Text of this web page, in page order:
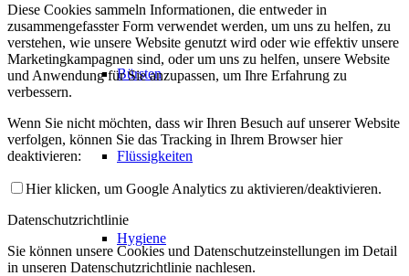
Bürsten
Flüssigkeiten
Hygiene
Diese Cookies sammeln Informationen, die entweder in
zusammengefasster Form verwendet werden, um uns zu helfen, zu
verstehen, wie unsere Website genutzt wird oder wie effektiv unsere
Marketingkampagnen sind, oder um uns zu helfen, unsere Website
und Anwendung für Sie anzupassen, um Ihre Erfahrung zu
verbessern.
Wenn Sie nicht möchten, dass wir Ihren Besuch auf unserer Website
verfolgen, können Sie das Tracking in Ihrem Browser hier
deaktivieren:
Hier klicken, um Google Analytics zu aktivieren/deaktivieren.
Datenschutzrichtlinie
Sie können unsere Cookies und Datenschutzeinstellungen im Detail
in unseren Datenschutzrichtlinie nachlesen.